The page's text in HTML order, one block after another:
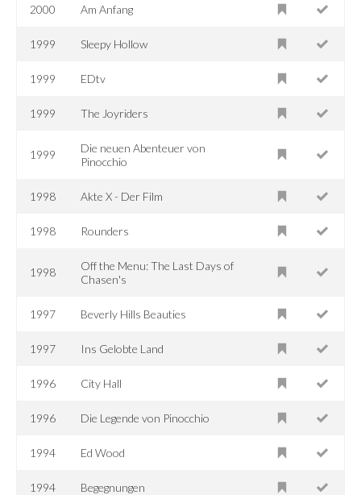
2000 Am Anfang
1999 Sleepy Hollow
1999 EDtv
1999 The Joyriders
1999
Die neuen Abenteuer von
Pinocchio
1998 Akte X - Der Film
1998 Rounders
1998
Off the Menu: The Last Days of
Chasen's
1997 Beverly Hills Beauties
1997 Ins Gelobte Land
1996 City Hall
1996 Die Legende von Pinocchio
1994 Ed Wood
1994 Begegnungen